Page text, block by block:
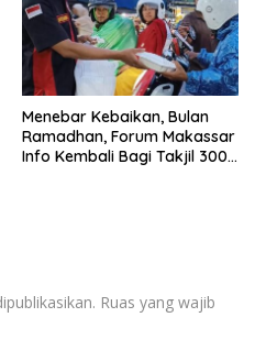
Menebar Kebaikan, Bulan
Ramadhan, Forum Makassar
Info Kembali Bagi Takjil 300
Ruas yang wajib